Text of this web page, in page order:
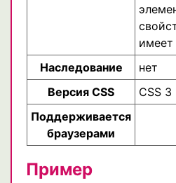
имеет
Наследование
нет
Версия CSS
CSS 3
Поддерживается
браузерами
Пример